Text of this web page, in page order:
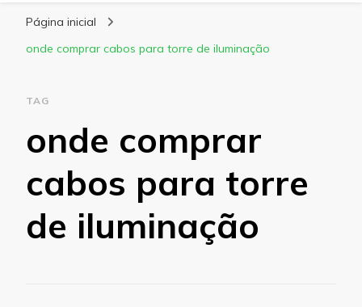
Página inicial
onde comprar cabos para torre de iluminação
TAG
onde comprar
cabos para torre
de iluminação